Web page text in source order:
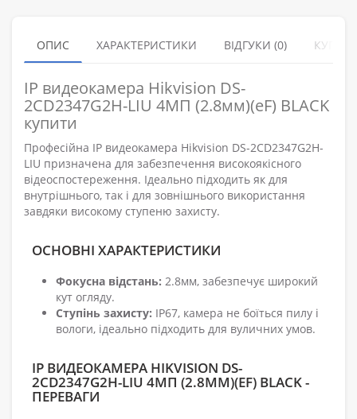
ОПИС ХАРАКТЕРИСТИКИ ВІДГУКИ (0)
IP видеокамера Hikvision DS-
2CD2347G2H-LIU 4МП (2.8мм)(eF) BLACK
купити
Професійна IP видеокамера Hikvision DS-2CD2347G2H-
LIU призначена для забезпечення високоякісного
відеоспостереження. Ідеально підходить як для
внутрішнього, так і для зовнішнього використання
завдяки високому ступеню захисту.
ОСНОВНІ ХАРАКТЕРИСТИКИ
Фокусна відстань: 2.8мм, забезпечує широкий
кут огляду.
Ступінь захисту: IP67, камера не боїться пилу і
вологи, ідеально підходить для вуличних умов.
IP ВИДЕОКАМЕРА HIKVISION DS-
2CD2347G2H-LIU 4МП (2.8ММ)(EF) BLACK -
ПЕРЕВАГИ